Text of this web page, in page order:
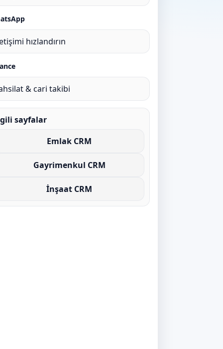
hızlandırın
& cari takibi
sayfalar
Emlak CRM
Gayrimenkul CRM
İnşaat CRM